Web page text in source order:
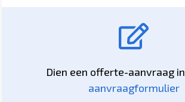
Dien een offerte-aanvraag
aanvraagformulier